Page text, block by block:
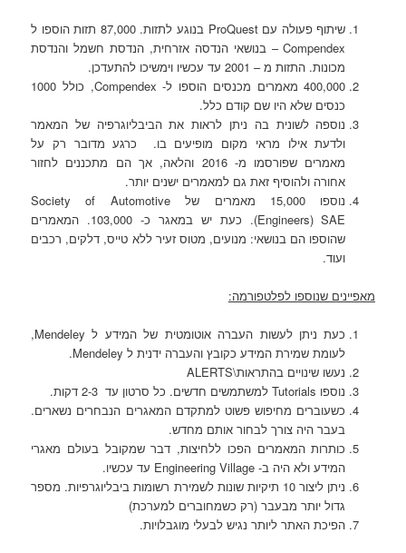
שיתוף פעולה עם ProQuest בנוגע לתזות. 87,000 תזות הוספו ל
Compendex – בנושאי הנדסה אזרחית, הנדסת חשמל והנדסת
מכונות. התזות מ – 2001 עד עכשיו וימשיכו להתעדכן.
400,000 מאמרים מכנסים הוספו ל- Compendex, כולל 1000
כנסים שלא היו שם קודם כלל.
נוספה לשונית בה ניתן לראות את הביבליוגרפיה של המאמר
ולדעת אילו מראי מקום מופיעים בו. כרגע מדובר רק על
מאמרים שפורסמו מ- 2016 והלאה, אך הם מתכננים לחזור
אחורה ולהוסיף זאת גם למאמרים ישנים יותר.
נוספו 15,000 מאמרים של Society of Automotive
Engineers) SAE). כעת יש במאגר כ- 103,000. המאמרים
שהוספו הם בנושאי: מנועים, מטוס זעיר ללא טייס, דלקים, רכבים
ועוד.
מאפיינים שנוספו לפלטפורמה:
כעת ניתן לעשות העברה אוטומטית של המידע ל Mendeley,
לעומת שמירת המידע כקובץ והעברה ידנית ל Mendeley.
נעשו שינויים בהתראות\ALERTS
נוספו Tutorials למשתמשים חדשים. כל סרטון עד 2-3 דקות.
כשעוברים מחיפוש פשוט למתקדם המאגרים הנבחרים נשארים.
בעבר היה צורך לבחור אותם מחדש.
כותרות המאמרים הפכו ללחיצות, דבר שמקובל בעולם מאגרי
המידע ולא היה ב- Engineering Village עד עכשיו.
ניתן ליצור 10 תיקיות שונות לשמירת רשומות ביבליוגרפיות. מספר
גדול יותר מבעבר (רק כשמחוברים למערכת)
הפיכת האתר ליותר נגיש לבעלי מוגבלויות.